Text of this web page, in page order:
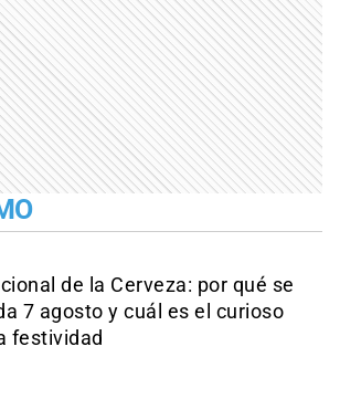
de la Cerveza: por qué se
7 agosto y cuál es el curioso
festividad